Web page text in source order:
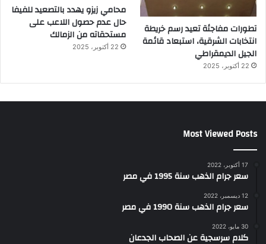
تطورات مفاجئة تعيد رسم خريطة
انتخابات الشرقية، استبعاد قائمة
الجيل الديمقراطي
22 أكتوبر، 2025
محامي زيزو يهدد بالتصعيد للفيفا
حال عدم حصول اللاعب على
مستحقاته من الزمالك
22 أكتوبر، 2025
Most Viewed Posts
17 أكتوبر، 2022
سعر جرام الذهب سنة 1995 في مصر
12 ديسمبر، 2022
سعر جرام الذهب سنة 1990 في مصر
30 مايو، 2022
كلام سرسجية عن الصحاب الجدعان